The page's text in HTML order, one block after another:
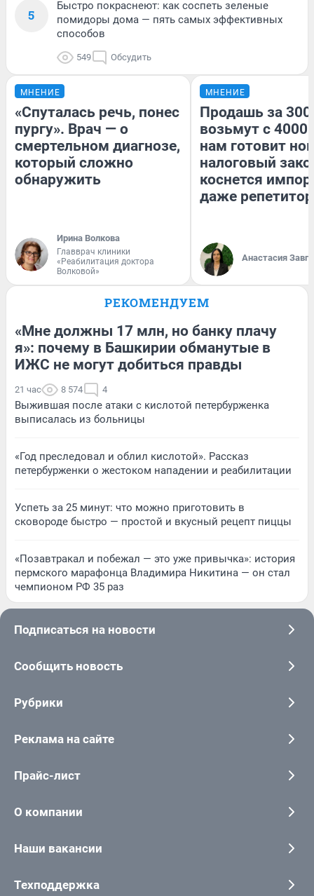
5
Быстро покраснеют: как соспеть зеленые
помидоры дома — пять самых эффективных
способов
549 Обсудить
МНЕНИЕ
«Спуталась речь, понес
пургу». Врач — о
смертельном диагнозе,
который сложно
обнаружить
Ирина Волкова
Главврач клиники
«Реабилитация доктора
Волковой»
МНЕНИЕ
Продашь за
возьмут с
нам готовит
налоговый
коснется
даже
Анастасия
РЕКОМЕНДУЕМ
«Мне должны 17 млн, но банку плачу
я»: почему в Башкирии обманутые в
ИЖС не могут добиться правды
21 час 8 574 4
Выжившая после атаки с кислотой петербурженка
выписалась из больницы
«Год преследовал и облил кислотой». Рассказ
петербурженки о жестоком нападении и реабилитации
Успеть за 25 минут: что можно приготовить в
сковороде быстро — простой и вкусный рецепт пиццы
«Позавтракал и побежал — это уже привычка»: история
пермского марафонца Владимира Никитина — он стал
чемпионом РФ 35 раз
Подписаться на новости
Сообщить новость
Рубрики
Реклама на сайте
Прайс-лист
О компании
Наши вакансии
Техподдержка